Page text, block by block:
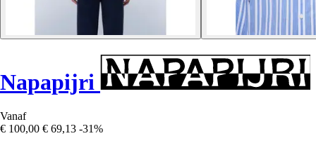
Napapijri
Vanaf
€ 100,00 € 69,13 -31%